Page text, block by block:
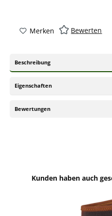
Merken Bewerten
Beschreibung
Eigenschaften
Bewertungen
Produktgalerie überspringen
Kunden haben auch